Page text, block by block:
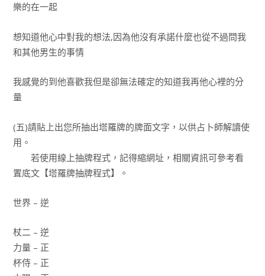
樂的在一起
想知道他心中對我的想法,因為他沒有承諾什麼也從不過問我
和其他男生的事情
我感覺的到他喜歡我但是卻無法確定的知道我再他心裡的分
量
(五)請貼上出您所抽出塔羅牌的牌面文字，以供占卜師解讀使
用。
若使用線上抽牌程式，記得縮網址，相關資訊可參考看
置底文【塔羅牌抽牌程式】。
世界 – 逆
杖二 – 逆
力量 – 正
杯侍 – 正